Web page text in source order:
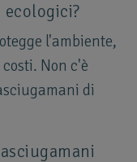
ecologici?
l'ambiente,
Non c'è
di